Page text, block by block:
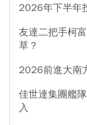
2026年下半年
友達二把手柯
草？
2026前進大南
佳世達集團艦
入